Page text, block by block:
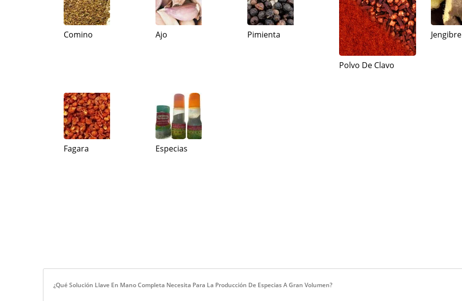
Comino Ajo Pimienta
Polvo De Clavo
Jengibre
Fagara Especias
¿Qué Solución Llave En Mano Completa Necesita Para La Producción De Especias A Gran Volumen?